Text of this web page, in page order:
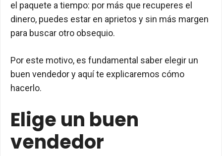
el paquete a tiempo: por más que recuperes el
dinero, puedes estar en aprietos y sin más margen
para buscar otro obsequio.
Por este motivo, es fundamental saber elegir un
buen vendedor y aquí te explicaremos cómo
hacerlo.
Elige un buen
vendedor